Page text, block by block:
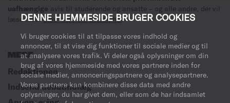
DENNE HJEMMESIDE BRUGER COOKIES
Vi bruger cookies til at tilpasse vores indhold og
annoncer, til at vise dig funktioner til sociale medier og til
at analysere vores trafik. Vi deler også oplysninger om din
brug af vores hjemmeside med vores partnere inden for
sociale medier, annonceringspartnere og analysepartnere.
Vores partnere kan kombinere disse data med andre
oplysninger, du har givet dem, eller som de har indsamlet
uafhængige avis til studerende og ansatte – og alle andre, der vil
læse med.Læs mere om avisen her.
MERE
Redaktionen
Indsend debatindlæg